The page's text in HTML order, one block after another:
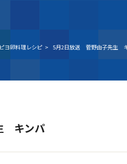
ピヨ卵料理レシピ > 5月2日放送 菅野由子先生
キンパ